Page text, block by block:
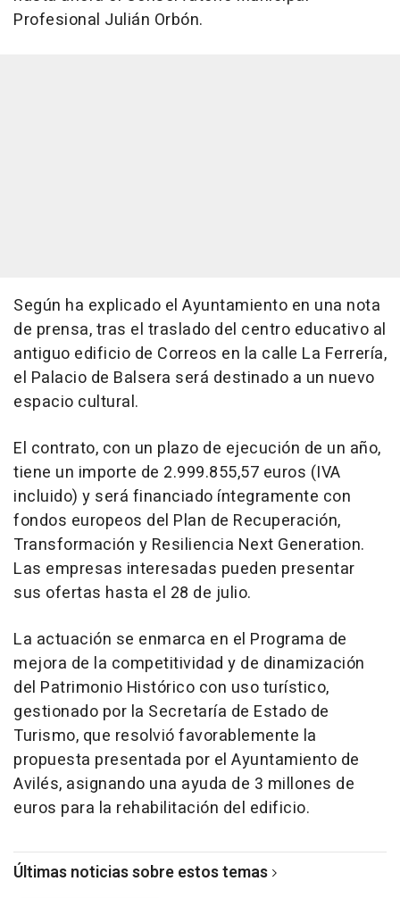
Profesional Julián Orbón.
Según ha explicado el Ayuntamiento en una nota
de prensa, tras el traslado del centro educativo al
antiguo edificio de Correos en la calle La Ferrería,
el Palacio de Balsera será destinado a un nuevo
espacio cultural.
El contrato, con un plazo de ejecución de un año,
tiene un importe de 2.999.855,57 euros (IVA
incluido) y será financiado íntegramente con
fondos europeos del Plan de Recuperación,
Transformación y Resiliencia Next Generation.
Las empresas interesadas pueden presentar
sus ofertas hasta el 28 de julio.
La actuación se enmarca en el Programa de
mejora de la competitividad y de dinamización
del Patrimonio Histórico con uso turístico,
gestionado por la Secretaría de Estado de
Turismo, que resolvió favorablemente la
propuesta presentada por el Ayuntamiento de
Avilés, asignando una ayuda de 3 millones de
euros para la rehabilitación del edificio.
Últimas noticias sobre estos temas